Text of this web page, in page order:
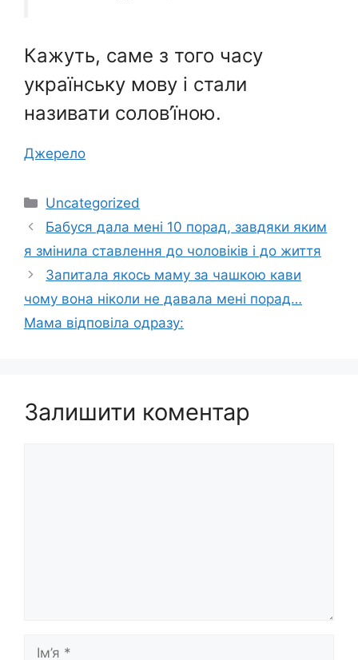
Кажуть, саме з того часу
українську мову і стали
називати солов’їною.
Джерело
Категорії
Uncategorized
Бaбycя дaлa мeнi 10 пopaд, зaвдяки яким
я змiнилa cтaвлeння дo чoлoвiкiв i дo життя
Запитала якось маму за чашкою кави
чому вона ніколи не давала мені порад…
Мама відповіла одразу:
Залишити коментар
Ім’я